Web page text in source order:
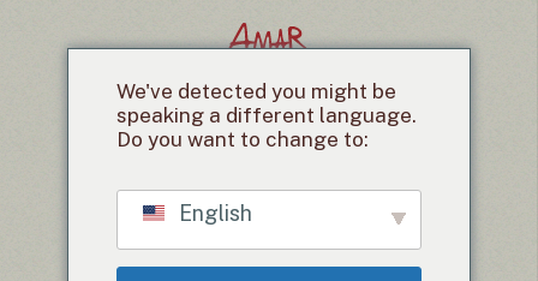
MENÙEVENTI CHI SIAMO CONTATTI
Senza prenotazione
We've detected you might be
speaking a different language.
Do you want to change to:
English